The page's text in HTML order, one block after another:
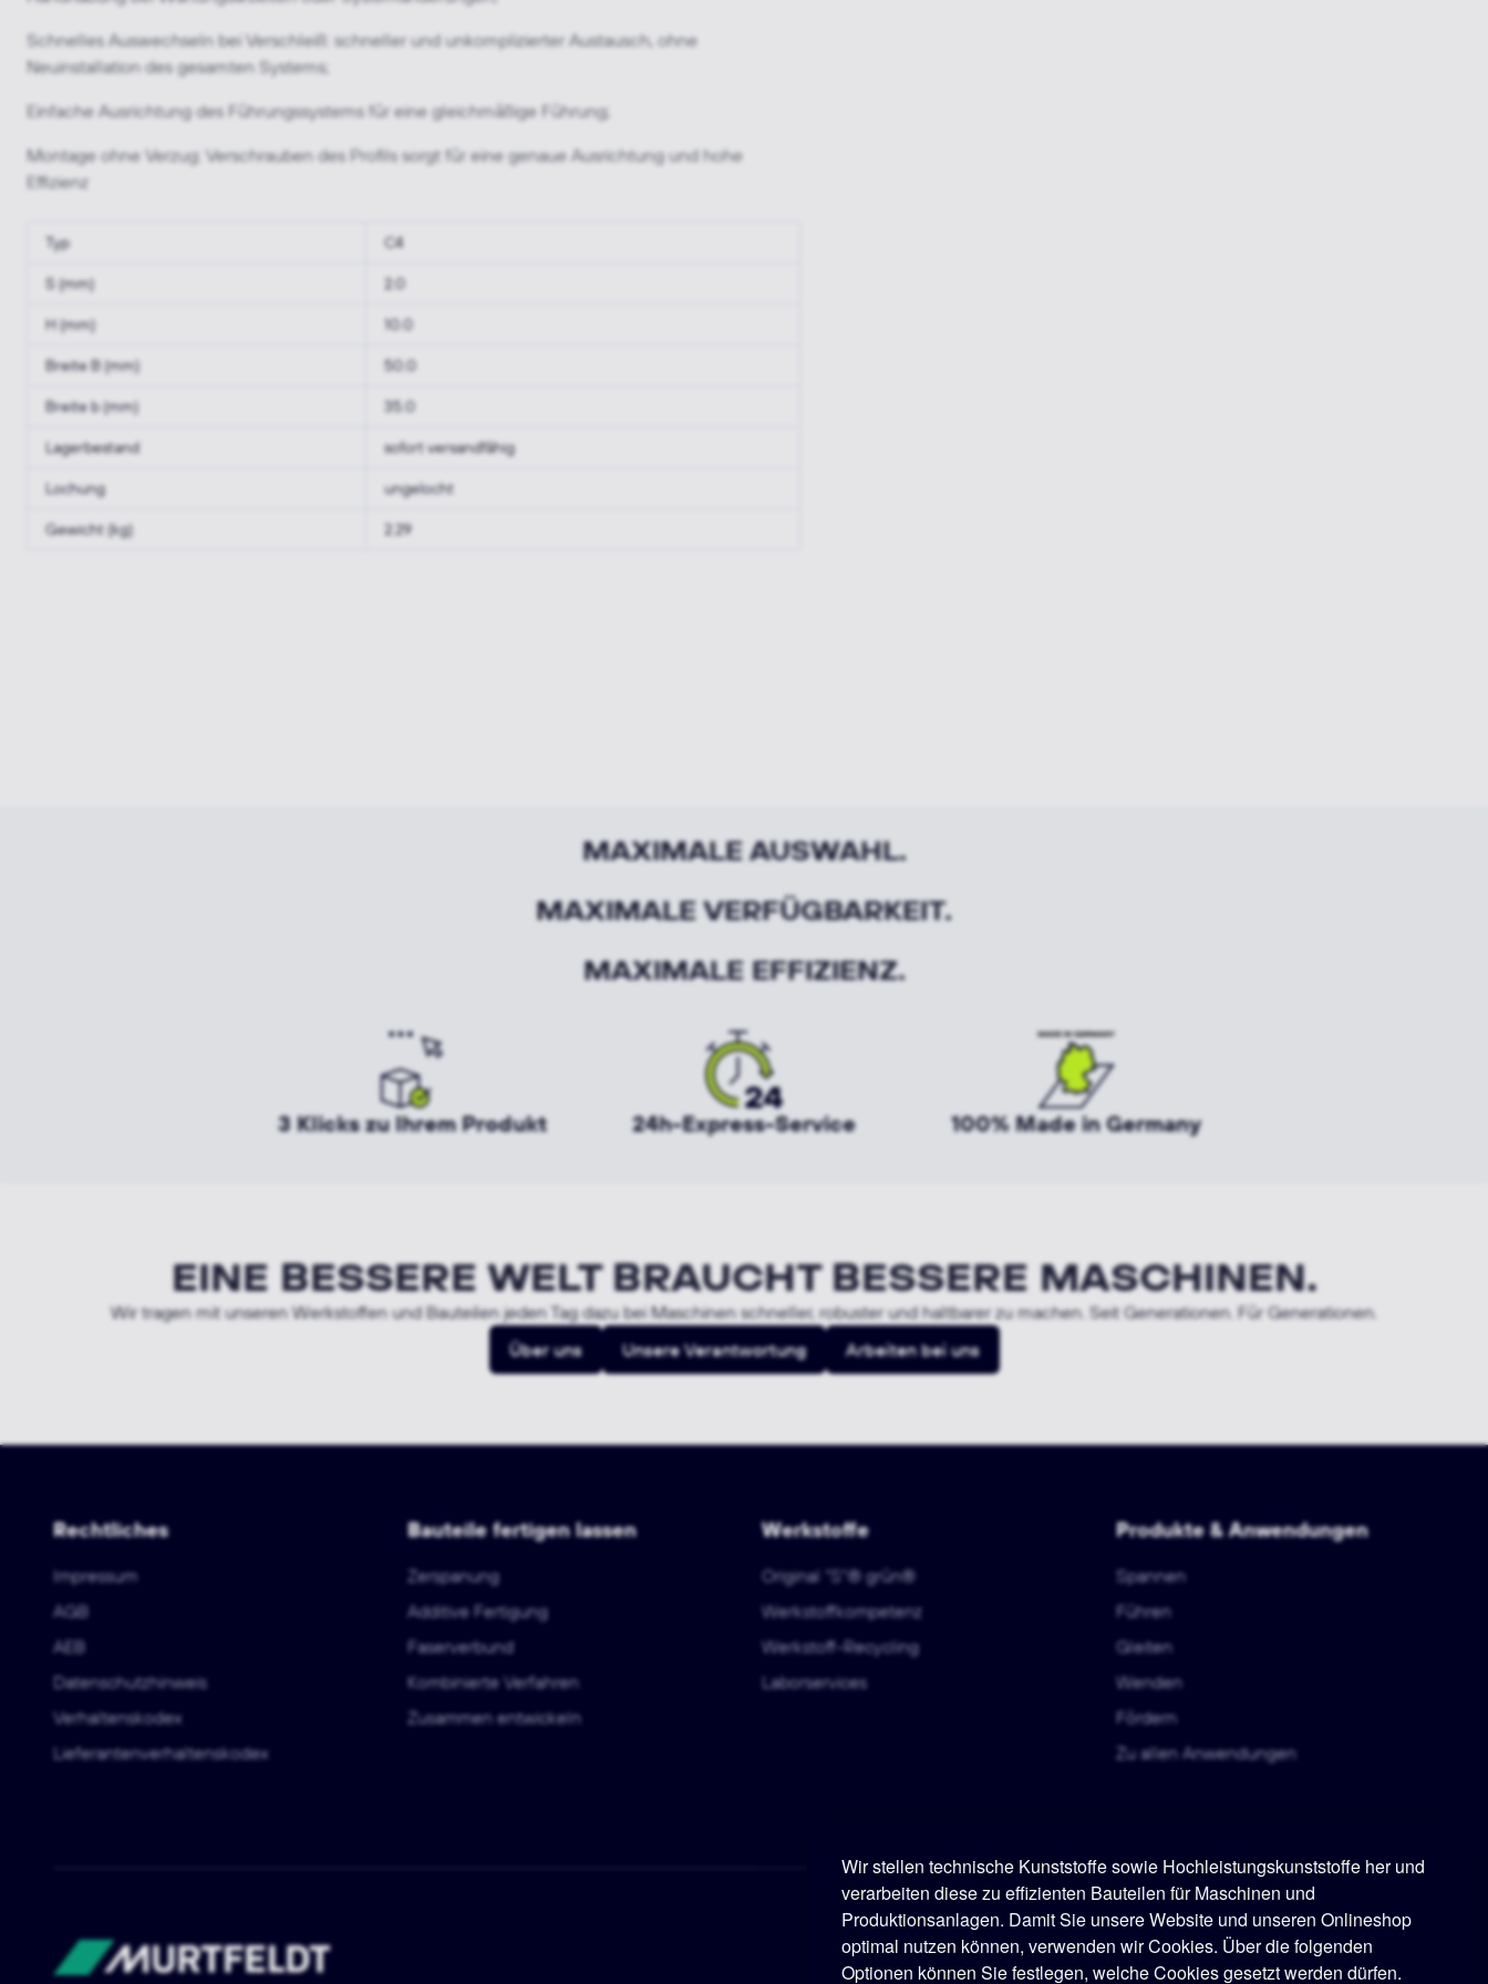
Wir stellen technische Kunststoffe sowie Hochleistungskunststoffe her und
verarbeiten diese zu effizienten Bauteilen für Maschinen und
Produktionsanlagen. Damit Sie unsere Website und unseren Onlineshop
optimal nutzen können, verwenden wir Cookies. Über die folgenden
Optionen können Sie festlegen, welche Cookies gesetzt werden dürfen.
Schnelles Auswechseln bei Verschleiß: schneller und unkomplizierter Austausch, ohne
Neuinstallation des gesamten Systems;
Einfache Ausrichtung des Führungssystems für eine gleichmäßige Führung;
Montage ohne Verzug: Verschrauben des Profils sorgt für eine genaue Ausrichtung und hohe
Effizienz
Typ C4
S (mm) 2.0
H (mm) 10.0
Breite B (mm) 50.0
Breite b (mm) 35.0
Lagerbestand sofort versandfähig
Lochung ungelocht
Gewicht (kg) 2.29
MAXIMALE AUSWAHL.
MAXIMALE VERFÜGBARKEIT.
MAXIMALE EFFIZIENZ.
3 Klicks zu Ihrem Produkt 24h-Express-Service 100% Made in Germany
EINE BESSERE WELT BRAUCHT BESSERE MASCHINEN.
Wir tragen mit unseren Werkstoffen und Bauteilen jeden Tag dazu bei Maschinen schneller, robuster und haltbarer zu machen. Seit Generationen. Für Generationen.
Über uns
Unsere Verantwortung Arbeiten bei uns
Rechtliches
Impressum
AGB
AEB
Datenschutzhinweis
Verhaltenskodex
Lieferantenverhaltenskodex
Bauteile fertigen lassen
Zerspanung
Additive Fertigung
Faserverbund
Kombinierte Verfahren
Zusammen entwickeln
Werkstoffe
Original "S"® grün®
Werkstoffkompetenz
Werkstoff-Recycling
Laborservices
Produkte & Anwendungen
Spannen
Führen
Gleiten
Wenden
Fördern
Zu allen Anwendungen
Murtfeldt